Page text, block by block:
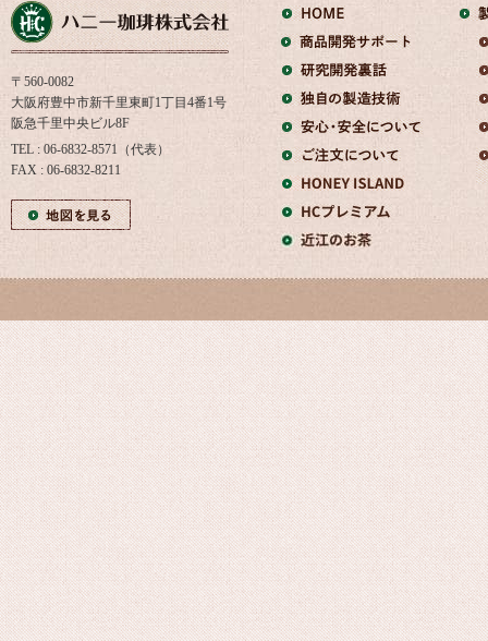
〒560-0082
大阪府豊中市新千里東町1丁目4番1号
阪急千里中央ビル8F
TEL : 06-6832-8571（代表）
FAX : 06-6832-8211